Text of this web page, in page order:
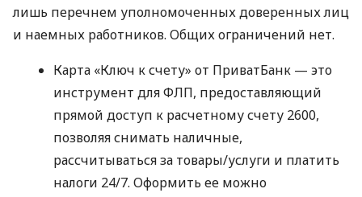
лишь перечнем уполномоченных доверенных лиц
и наемных работников. Общих ограничений нет.
Карта «Ключ к счету» от ПриватБанк — это
инструмент для ФЛП, предоставляющий
прямой доступ к расчетному счету 2600,
позволяя снимать наличные,
рассчитываться за товары/услуги и платить
налоги 24/7. Оформить ее можно